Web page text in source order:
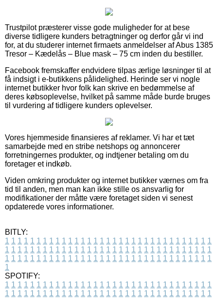
Trustpilot præsterer visse gode muligheder for at bese
diverse tidligere kunders betragtninger og derfor går vi ind
for, at du studerer internet firmaets anmeldelser af Abus 1385
Tresor – Kædelås – Blue mask – 75 cm inden du bestiller.
Facebook fremskaffer endvidere tilpas ærlige løsninger til at
få indsigt i e-butikkens pålidelighed. Herinde ser vi nogle
internet butikker hvor folk kan skrive en bedømmelse af
deres købsoplevelse, hvilket på samme måde burde bruges
til vurdering af tidligere kunders oplevelser.
Vores hjemmeside finansieres af reklamer. Vi har et tæt
samarbejde med en stribe netshops og annoncerer
forretningernes produkter, og indtjener betaling om du
foretager et indkøb.
Viden omkring produkter og internet butikker værnes om fra
tid til anden, men man kan ikke stille os ansvarlig for
modifikationer der måtte være foretaget siden vi senest
opdaterede vores informationer.
BITLY:
1 1 1 1 1 1 1 1 1 1 1 1 1 1 1 1 1 1 1 1 1 1 1 1 1 1 1 1 1 1 1 1 1
1 1 1 1 1 1 1 1 1 1 1 1 1 1 1 1 1 1 1 1 1 1 1 1 1 1 1 1 1 1 1 1 1
1 1 1 1 1 1 1 1 1 1 1 1 1 1 1 1 1 1 1 1 1 1 1 1 1 1 1 1 1 1 1 1 1
1
SPOTIFY:
1 1 1 1 1 1 1 1 1 1 1 1 1 1 1 1 1 1 1 1 1 1 1 1 1 1 1 1 1 1 1 1 1
1 1 1 1 1 1 1 1 1 1 1 1 1 1 1 1 1 1 1 1 1 1 1 1 1 1 1 1 1 1 1 1 1